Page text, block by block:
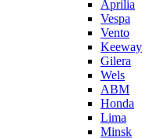
Aprilia
Vespa
Vento
Keeway
Gilera
Wels
ABM
Honda
Lima
Minsk